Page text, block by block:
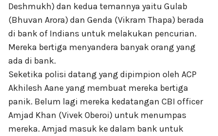
Deshmukh) dan kedua temannya yaitu Gulab
(Bhuvan Arora) dan Genda (Vikram Thapa) berada
di bank of Indians untuk melakukan pencurian.
Mereka bertiga menyandera banyak orang yang
ada di bank.
Seketika polisi datang yang dipimpion oleh ACP
Akhilesh Aane yang membuat mereka bertiga
panik. Belum lagi mereka kedatangan CBI officer
Amjad Khan (Vivek Oberoi) untuk menumpas
mereka. Amjad masuk ke dalam bank untuk